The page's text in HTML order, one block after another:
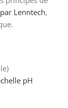
Lenntech,
pH